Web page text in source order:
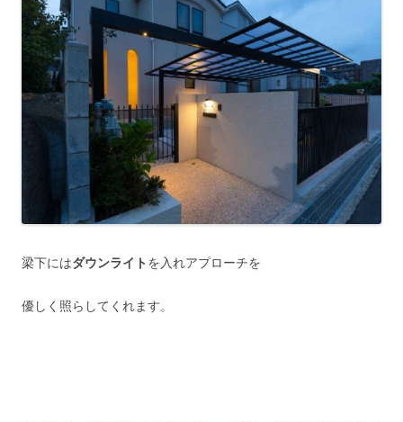
梁下にはダウンライト を入れアプローチを
優しく照らしてくれます。